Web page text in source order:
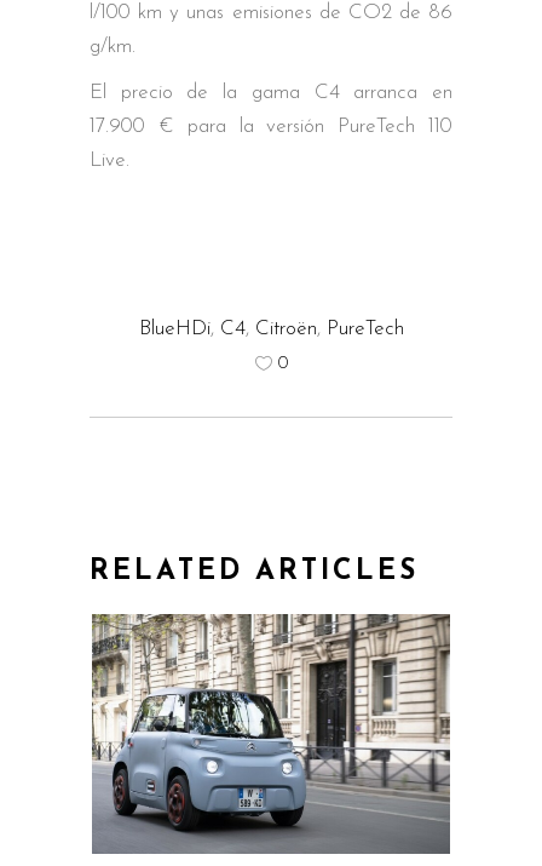
l/100 km y unas emisiones de CO2 de 86
g/km.
El precio de la gama C4 arranca en
17.900 € para la versión PureTech 110
Live.
BlueHDi, C4, Citroën, PureTech
0
RELATED ARTICLES